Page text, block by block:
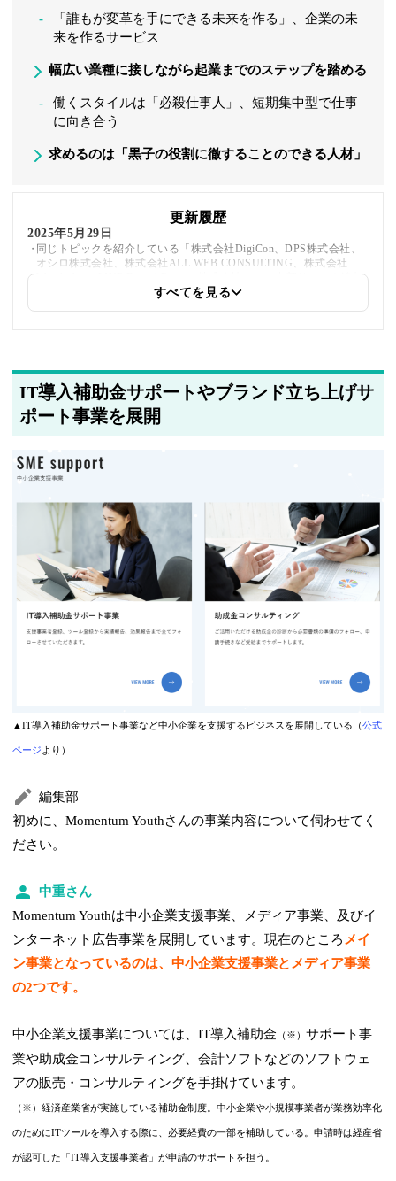
「誰もが変革を手にできる未来を作る」、企業の未
来を作るサービス
幅広い業種に接しながら起業までのステップを踏める
働くスタイルは「必殺仕事人」、短期集中型で仕事
に向き合う
求めるのは「黒子の役割に徹することのできる人材」
更新履歴
2025年5月29日
同じトピックを紹介している「株式会社DigiCon、DPS株式会社、
オシロ株式会社、株式会社ALL WEB CONSULTING、株式会社
Wunderbar、LINE Digital Frontier株式会社」への内部リンクを追加
すべてを見る
IT導入補助金サポートやブランド立ち上げサ
ポート事業を展開
▲IT導入補助金サポート事業など中小企業を支援するビジネスを展開している（公式
ページ より）
編集部
初めに、Momentum Youthさんの事業内容について伺わせてく
ださい。
中重さん
Momentum Youthは中小企業支援事業、メディア事業、及びイ
ンターネット広告事業を展開しています。現在のところ メイ
ン事業となっているのは、中小企業支援事業とメディア事業
の2つです。
中小企業支援事業については、IT導入補助金 （※）サポート事
業や助成金コンサルティング、会計ソフトなどのソフトウェ
アの販売・コンサルティングを手掛けています。
（※）経済産業省が実施している補助金制度。中小企業や小規模事業者が業務効率化
のためにITツールを導入する際に、必要経費の一部を補助している。申請時は経産省
が認可した「IT導入支援事業者」が申請のサポートを担う。